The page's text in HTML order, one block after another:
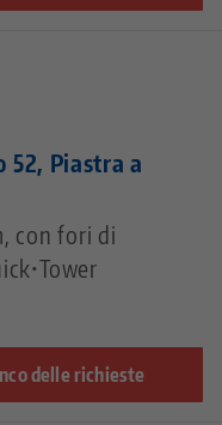
52, Piastra a
con fori di
delle richieste